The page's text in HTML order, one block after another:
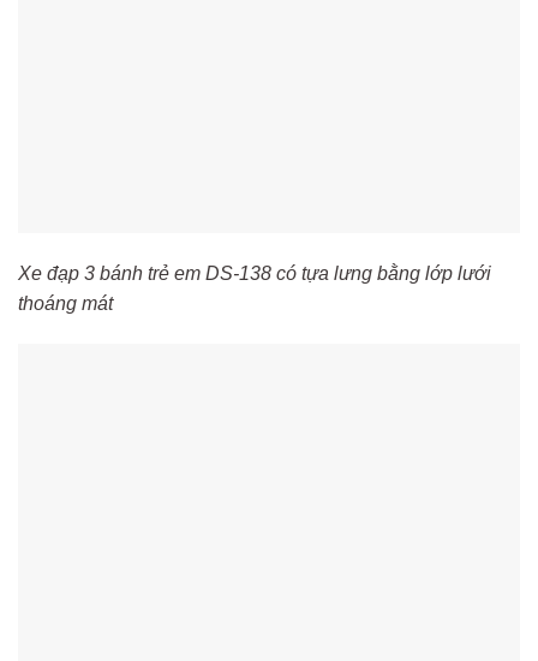
Xe đạp 3 bánh trẻ em DS-138 có tựa lưng bằng lớp lưới
thoáng mát